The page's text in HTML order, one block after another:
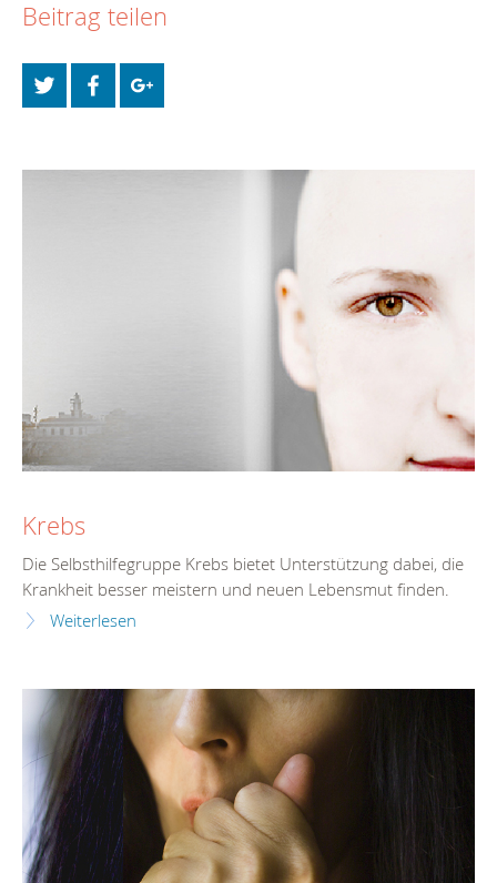
Beitrag teilen
Krebs
Die Selbsthilfegruppe Krebs bietet Unterstützung dabei, die
Krankheit besser meistern und neuen Lebensmut finden.
Weiterlesen